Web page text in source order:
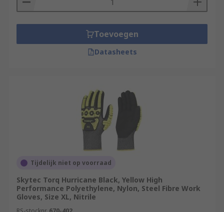
Toevoegen
Datasheets
Tijdelijk niet op voorraad
Skytec Torq Hurricane Black, Yellow High
Performance Polyethylene, Nylon, Steel Fibre Work
Gloves, Size XL, Nitrile